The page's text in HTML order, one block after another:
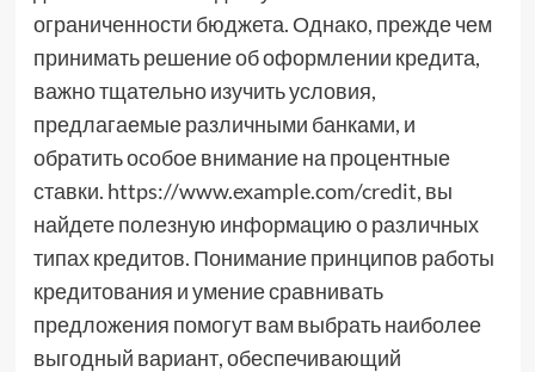
ограниченности бюджета. Однако, прежде чем
принимать решение об оформлении кредита,
важно тщательно изучить условия,
предлагаемые различными банками, и
обратить особое внимание на процентные
ставки. https://www.example.com/credit, вы
найдете полезную информацию о различных
типах кредитов. Понимание принципов работы
кредитования и умение сравнивать
предложения помогут вам выбрать наиболее
выгодный вариант, обеспечивающий